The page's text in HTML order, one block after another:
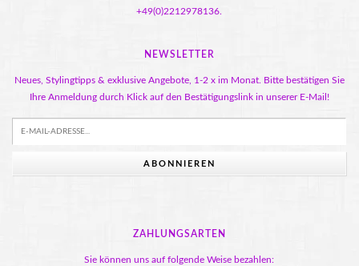
+49(0)2212978136.
NEWSLETTER
Neues, Stylingtipps & exklusive Angebote, 1-2 x im Monat. Bitte bestätigen Sie
Ihre Anmeldung durch Klick auf den Bestätigungslink in unserer E-Mail!
ABONNIEREN
ZAHLUNGSARTEN
Sie können uns auf folgende Weise bezahlen: